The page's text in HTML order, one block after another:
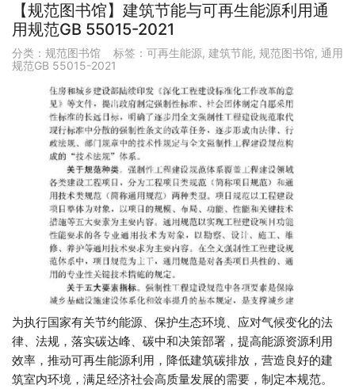
【规范图书馆】建筑节能与可再生能源利用通
用规范GB 55015-2021
分类： 规范图书馆 标签： 可再生能源, 建筑节能, 规范图书馆, 通用
规范GB 55015-2021
为执行国家有关节约能源、保护生态环境、应对气候变化的法
律、法规，落实碳达峰、碳中和决策部署，提高能源资源利用
效率，推动可再生能源利用，降低建筑碳排放，营造良好的建
筑室内环境，满足经济社会高质量发展的需要，制定本规范。